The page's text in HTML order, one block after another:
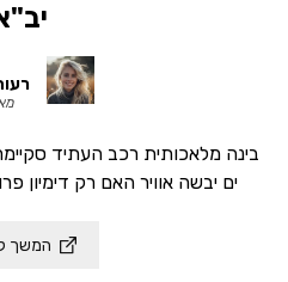
מאי
ים יבשה אוויר האם רק דימיון
המשך